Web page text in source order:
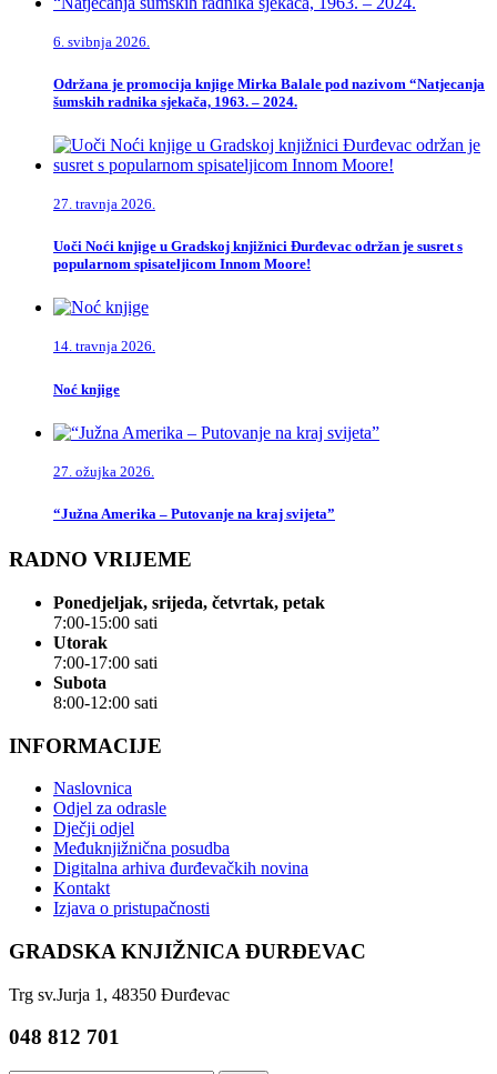
6. svibnja 2026.
Održana je promocija knjige Mirka Balale pod nazivom “Natjecanja
šumskih radnika sjekača, 1963. – 2024.
27. travnja 2026.
Uoči Noći knjige u Gradskoj knjižnici Đurđevac održan je susret s
popularnom spisateljicom Innom Moore!
14. travnja 2026.
Noć knjige
27. ožujka 2026.
“Južna Amerika – Putovanje na kraj svijeta”
RADNO VRIJEME
Ponedjeljak, srijeda, četvrtak, petak
7:00-15:00 sati
Utorak
7:00-17:00 sati
Subota
8:00-12:00 sati
INFORMACIJE
Naslovnica
Odjel za odrasle
Dječji odjel
Međuknjižnična posudba
Digitalna arhiva đurđevačkih novina
Kontakt
Izjava o pristupačnosti
GRADSKA KNJIŽNICA ĐURĐEVAC
Trg sv.Jurja 1, 48350 Đurđevac
048 812 701